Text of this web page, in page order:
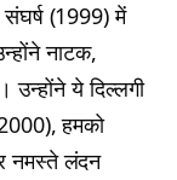
(1999) में
नाटक,
उन्होंने ये दिल्लगी
हमको
नमस्ते लंदन